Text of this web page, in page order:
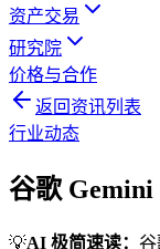
资产交易
研究院
价格与合作
返回资讯列表
行业动态
谷歌 Gemini
💡AI 极简速读： 谷